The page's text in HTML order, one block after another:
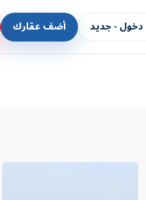
- جديد أضف عقارك